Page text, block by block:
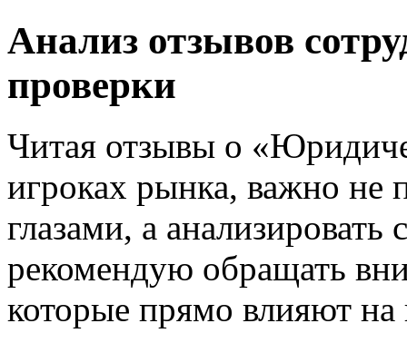
Анализ отзывов
проверки
Читая отзывы о
игроках рынка, важно не
глазами, а анализировать
рекомендую обращать
которые прямо влияют на